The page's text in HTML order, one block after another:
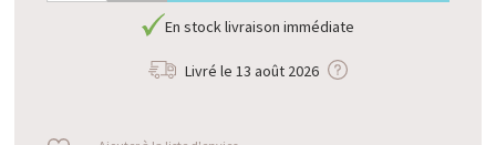
En stock livraison immédiate
Livré le 13 août 2026